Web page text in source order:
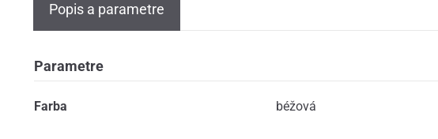
Popis a parametre
Parametre
Farba béžová